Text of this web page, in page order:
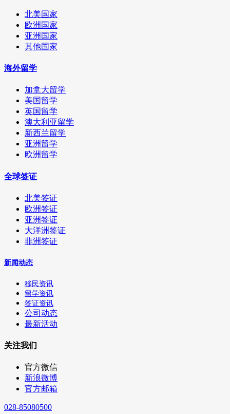
北美国家
欧洲国家
亚洲国家
其他国家
海外留学
加拿大留学
美国留学
英国留学
澳大利亚留学
新西兰留学
亚洲留学
欧洲留学
全球签证
北美签证
欧洲签证
亚洲签证
大洋洲签证
非洲签证
新闻动态
移民资讯
留学资讯
签证资讯
公司动态
最新活动
关注我们
官方微信
新浪微博
官方邮箱
028-85080500